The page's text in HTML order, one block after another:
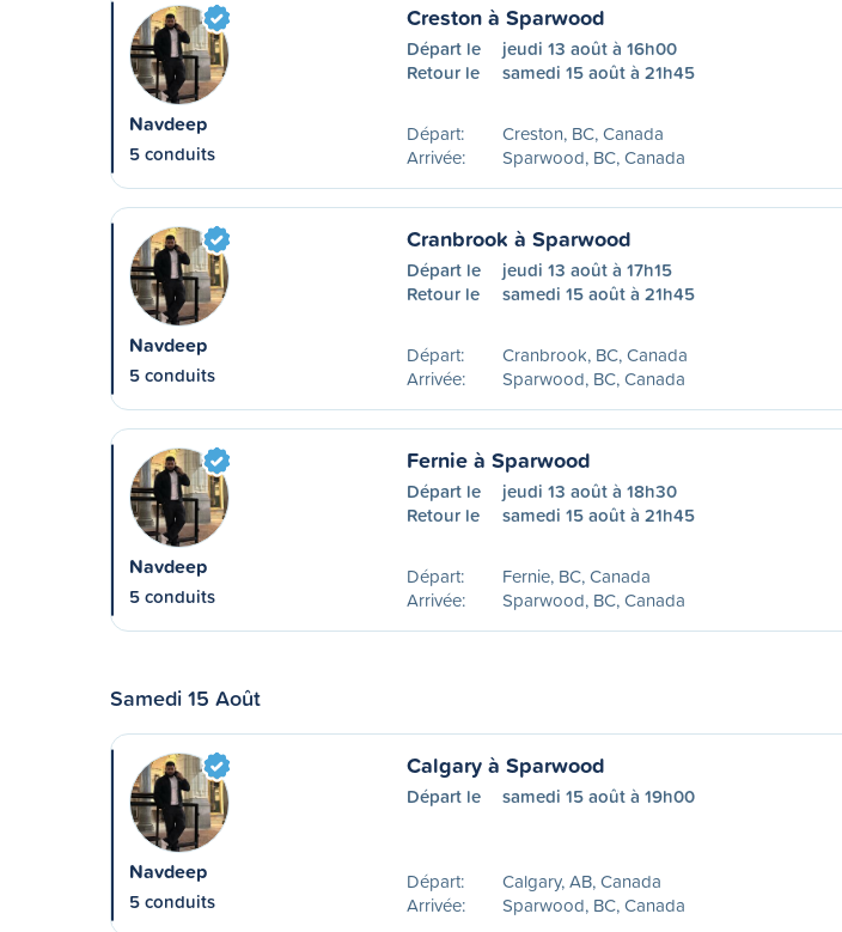
Navdeep
5 conduits
Creston à Sparwood
Départ le
jeudi 13 août à 16h00
Retour le
samedi 15 août à 21h45
Départ:
Creston, BC, Canada
Arrivée:
Sparwood, BC, Canada
Navdeep
5 conduits
Cranbrook à Sparwood
Départ le
jeudi 13 août à 17h15
Retour le
samedi 15 août à 21h45
Départ:
Cranbrook, BC, Canada
Arrivée:
Sparwood, BC, Canada
Navdeep
5 conduits
Fernie à Sparwood
Départ le
jeudi 13 août à 18h30
Retour le
samedi 15 août à 21h45
Départ:
Fernie, BC, Canada
Arrivée:
Sparwood, BC, Canada
Samedi 15 Août
Navdeep
5 conduits
Calgary à Sparwood
Départ le samedi 15 août à 19h00
Départ:
Calgary, AB, Canada
Arrivée:
Sparwood, BC, Canada